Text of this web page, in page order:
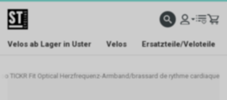
Velos ab Lager in Uster Velos Ersatzteile/Veloteile
TICKR Fit Optical Herzfrequenz-Armband/brassard de rythme cardiaque